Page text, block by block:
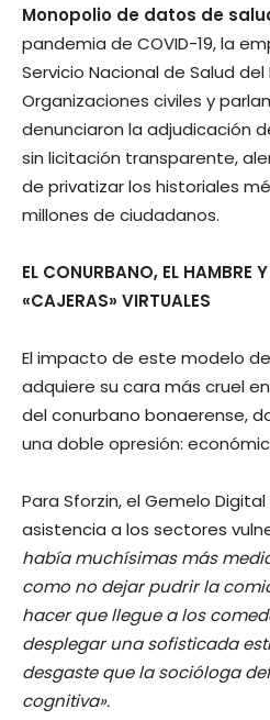
Monopolio de datos de
pandemia de COVID-19, la
Servicio Nacional de Salud del
Organizaciones civiles y
denunciaron la adjudicación
sin licitación transparente,
de privatizar los historiales
millones de ciudadanos.
EL CONURBANO, EL HAMBRE
«CAJERAS» VIRTUALES
El impacto de este modelo
adquiere su cara más cruel
del conurbano bonaerense,
una doble opresión:
Para Sforzin, el Gemelo
asistencia a los sectores
había muchísimas más
como no dejar pudrir la
hacer que llegue a los
desplegar una sofisticada
desgaste que la socióloga
cognitiva».